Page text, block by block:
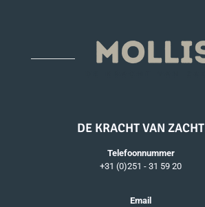
DE KRACHT VAN ZACHT
Telefoonnummer
+31 (0)251 - 31 59 20
Email